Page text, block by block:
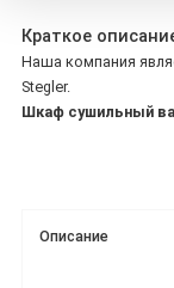
Краткое
Наша компания
Stegler.
Шкаф сушильный
Описание